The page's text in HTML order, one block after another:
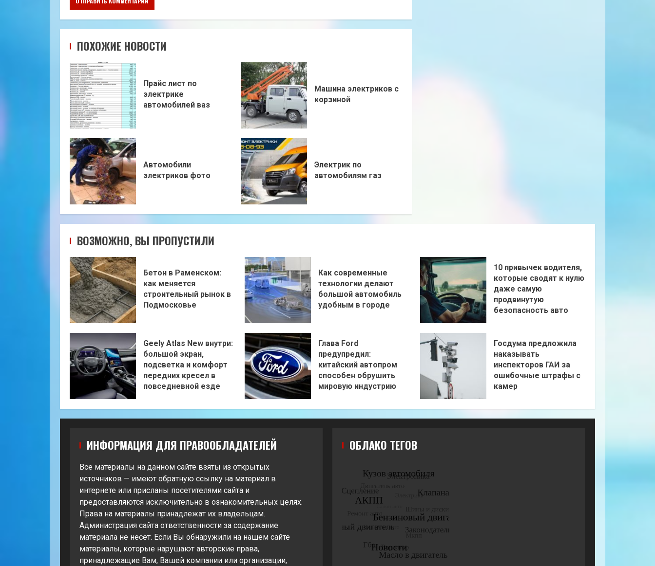
ПОХОЖИЕ НОВОСТИ
Прайс лист по
электрике
автомобилей ваз
Машина электриков с
корзиной
Автомобили
электриков фото
Электрик по
автомобилям газ
ВОЗМОЖНО, ВЫ ПРОПУСТИЛИ
Бетон в Раменском:
как меняется
строительный рынок в
Подмосковье
Как современные
технологии делают
большой автомобиль
удобным в городе
10 привычек водителя,
которые сводят к нулю
даже самую
продвинутую
безопасность авто
Geely Atlas New внутри:
большой экран,
подсветка и комфорт
передних кресел в
повседневной езде
Глава Ford
предупредил:
китайский автопром
способен обрушить
мировую индустрию
Госдума предложила
наказывать
инспекторов ГАИ за
ошибочные штрафы с
камер
ИНФОРМАЦИЯ ДЛЯ ПРАВООБЛАДАТЕЛЕЙ
Все материалы на данном сайте взяты из открытых
источников — имеют обратную ссылку на материал в
интернете или присланы посетителями сайта и
предоставляются исключительно в ознакомительных целях.
Права на материалы принадлежат их владельцам.
Администрация сайта ответственности за содержание
материала не несет. Если Вы обнаружили на нашем сайте
материалы, которые нарушают авторские права,
принадлежащие Вам, Вашей компании или организации,
ОБЛАКО ТЕГОВ